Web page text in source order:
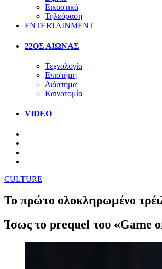
Εικαστικά
Τηλεόραση
ENTERTAINMENT
22ΟΣ ΑΙΩΝΑΣ
Τεχνολογία
Επιστήμη
Διάστημα
Καινοτομία
VIDEO
CULTURE
Το πρώτο ολοκληρωμένο
Ίσως το prequel του «Game of